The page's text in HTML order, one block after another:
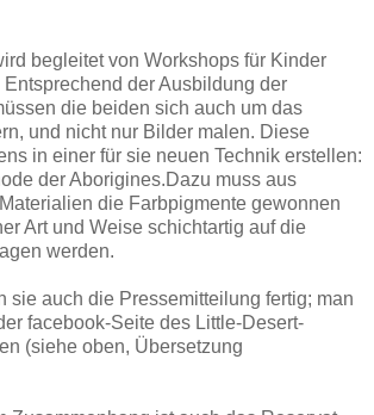
begleitet von Workshops für Kinder
der Ausbildung der
die beiden sich auch um das
und nicht nur Bilder malen. Diese
in einer für sie neuen Technik erstellen:
der Aborigines.Dazu muss aus
die Farbpigmente gewonnen
Art und Weise schichtartig auf die
werden.
sie auch die Pressemitteilung fertig; man
facebook-Seite des Little-Desert-
(siehe oben, Übersetzung